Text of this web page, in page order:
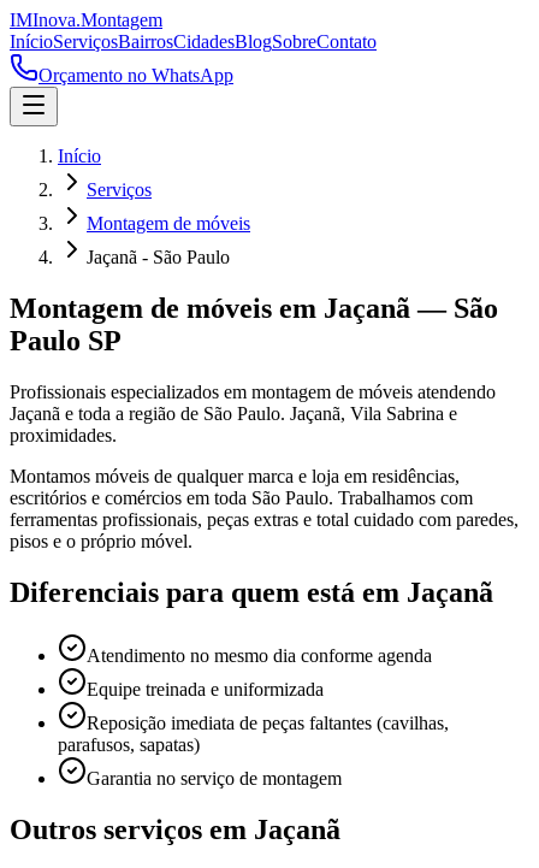
IMInova.Montagem
InícioServiçosBairrosCidadesBlogSobreContato
Orçamento no WhatsApp
Início
Serviços
Montagem de móveis
Jaçanã - São Paulo
Montagem de móveis em Jaçanã — São
Paulo SP
Profissionais especializados em montagem de móveis atendendo
Jaçanã e toda a região de São Paulo. Jaçanã, Vila Sabrina e
proximidades.
Montamos móveis de qualquer marca e loja em residências,
escritórios e comércios em toda São Paulo. Trabalhamos com
ferramentas profissionais, peças extras e total cuidado com paredes,
pisos e o próprio móvel.
Diferenciais para quem está em Jaçanã
Atendimento no mesmo dia conforme agenda
Equipe treinada e uniformizada
Reposição imediata de peças faltantes (cavilhas,
parafusos, sapatas)
Garantia no serviço de montagem
Outros serviços em Jaçanã